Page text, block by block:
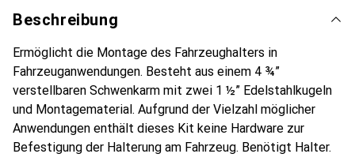
Beschreibung
Ermöglicht die Montage des Fahrzeughalters in
Fahrzeuganwendungen. Besteht aus einem 4 ¾”
verstellbaren Schwenkarm mit zwei 1 ½” Edelstahlkugeln
und Montagematerial. Aufgrund der Vielzahl möglicher
Anwendungen enthält dieses Kit keine Hardware zur
Befestigung der Halterung am Fahrzeug. Benötigt Halter.